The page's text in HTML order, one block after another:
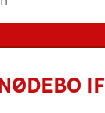
NØDEBO IF